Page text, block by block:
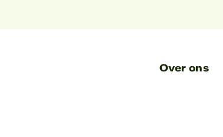
Over ons